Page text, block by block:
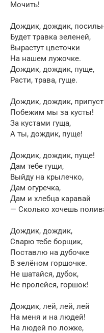
Мочить!
Дождик, дождик,
Будет травка зеленей,
Вырастут цветочки
На нашем лужочке.
Дождик, дождик, пуще,
Расти, трава, гуще.
Дождик, дождик,
Побежим мы за кусты!
За кустами гуща,
А ты, дождик, пуще!
Дождик, дождик, пуще!
Дам тебе гущи,
Выйду на крылечко,
Дам огуречка,
Дам и хлебца каравай
— Сколько хочешь
Дождик, дождик,
Сварю тебе борщик,
Поставлю на дубочке
В зелёном горшочке.
Не шатайся, дубок,
Не пролейся, горшок!
Дождик, лей, лей, лей
На меня и на людей!
На людей по ложке,